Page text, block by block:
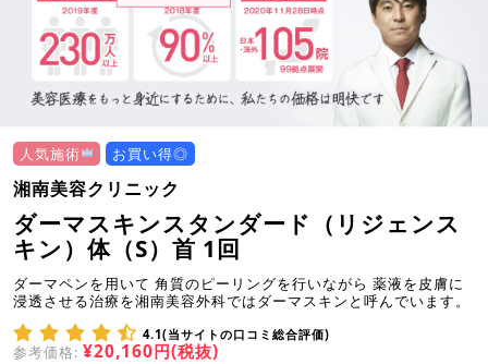
人気施術 お買い得◎
湘南美容クリニック
ダーマスキンスタンダード（リジェンス
キン）体（S）首 1回
ダーマペンを用いて 角質のピーリングを行いながら 薬液を皮膚に
浸透させる治療を湘南美容外科ではダーマスキンと呼んでいます。
4.1(当サイトの口コミ総合評価)
参考価格: ¥20,160円(税抜)